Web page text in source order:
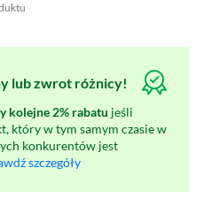
lub zwrot różnicy!
kolejne 2% rabatu jeśli
który w tym samym czasie w
konkurentów jest
szczegóły